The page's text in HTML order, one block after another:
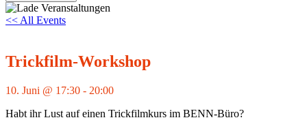
<< All Events
Trickfilm-Workshop
10. Juni @ 17:30 - 20:00
Habt ihr Lust auf einen Trickfilmkurs im BENN-Büro?